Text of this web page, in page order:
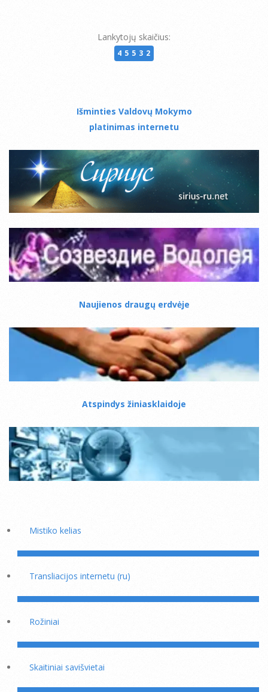
Lankytojų skaičius:
45532
Išminties Valdovų Mokymo
platinimas internetu
Naujienos draugų erdvėje
Atspindys žiniasklaidoje
Mistiko kelias
Transliacijos internetu (ru)
Rožiniai
Skaitiniai savišvietai